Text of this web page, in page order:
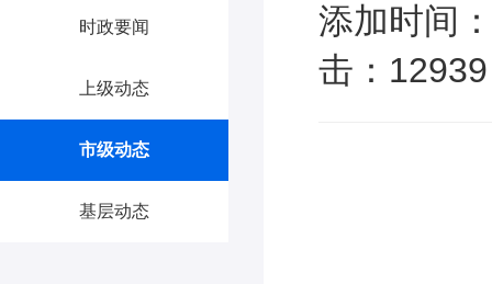
时政要闻
上级动态
市级动态
基层动态
添加时间
击：12939